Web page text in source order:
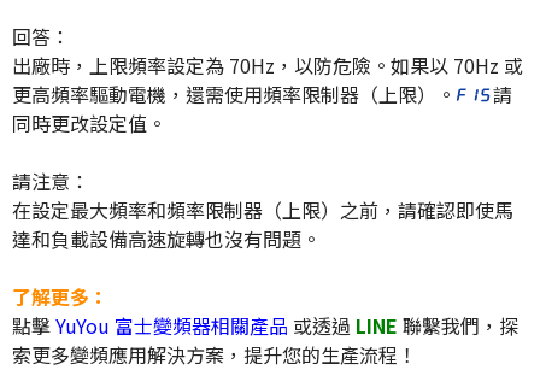
回答：
出廠時，上限頻率設定為 70Hz，以防危險。如果以 70Hz 或
更高頻率驅動電機，還需使用頻率限制器（上限）。
請
同時更改設定值。
請注意：
在設定最大頻率和頻率限制器（上限）之前，請確認即使馬
達和負載設備高速旋轉也沒有問題。
了解更多：
點擊YuYou 富士變頻器相關產品 或透過 LINE 聯繫我們，探
索更多變頻應用解決方案，提升您的生產流程！